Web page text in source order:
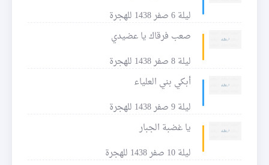
ليلة 6 صفر 1438 للهجرة
صعب فرقاك يا عضيدي
ليلة 8 صفر 1438 للهجرة
أبكي بني العلياء
ليلة 9 صفر 1438 للهجرة
يا غضبة الجبار
ليلة 10 صفر 1438 للهجرة